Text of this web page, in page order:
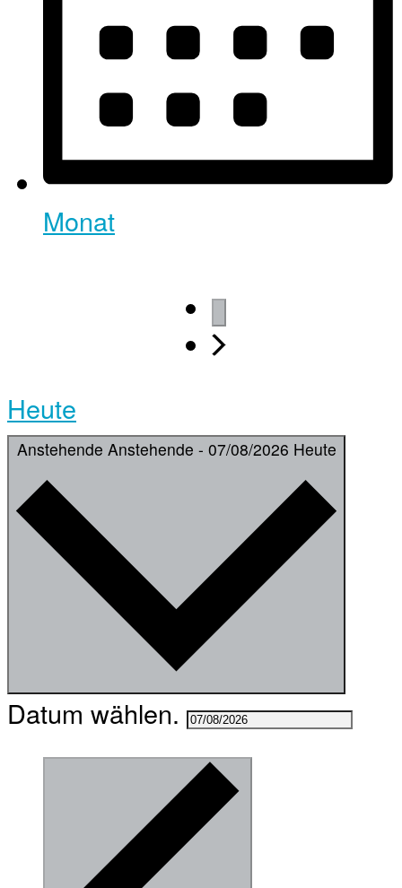
Monat
Heute
Anstehende Anstehende - 07/08/2026 Heute
Datum wählen.